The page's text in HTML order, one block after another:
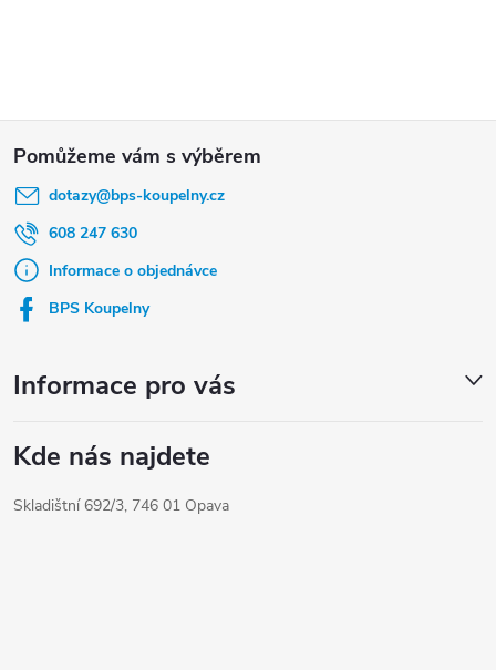
dotazy@bps-koupelny.cz
608 247 630
Informace o objednávce
BPS Koupelny
Informace pro vás
Kde nás najdete
Skladištní 692/3, 746 01 Opava